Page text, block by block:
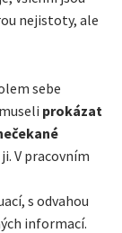
nejistoty, ale
sebe
prokázat
V pracovním
s odvahou
informací.